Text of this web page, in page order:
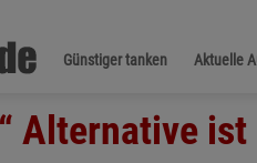
Günstiger tanken Aktuelle
Alternative